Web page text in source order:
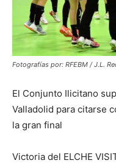
Fotografías por: RFEBM / J.L.
El Conjunto Ilicitano
Valladolid para citarse
la gran final
Victoria del ELCHE